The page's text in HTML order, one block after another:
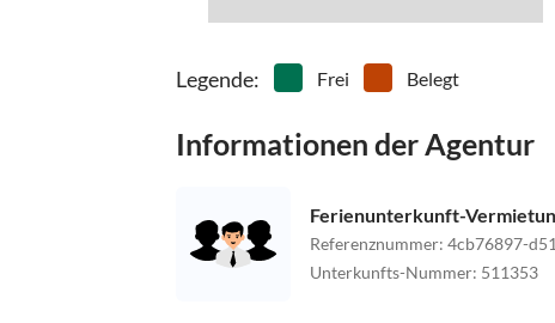
Legende: Frei Belegt
Informationen der Agentur
Ferienunterkunft-
Referenznummer: 4cb76897-
Unterkunfts-Nummer: 511353